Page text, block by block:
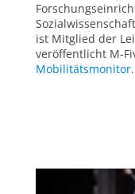
ist Mitglied der
veröffentlicht M-
Mobilitätsmonitor.